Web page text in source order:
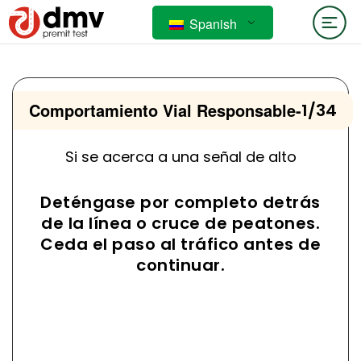
Spanish
Comportamiento Vial Responsable-1/34
Si se acerca a una señal de alto
Deténgase por completo detrás
de la línea o cruce de peatones.
Ceda el paso al tráfico antes de
continuar.